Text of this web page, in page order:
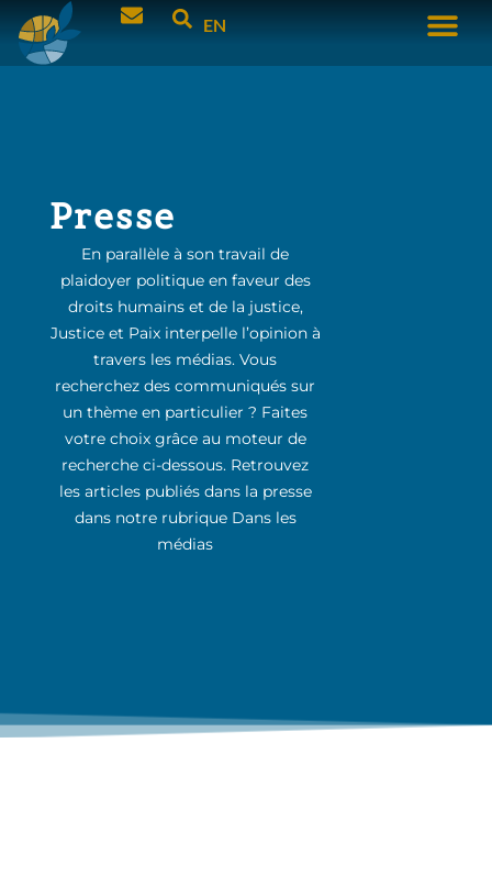
EN
Presse
En parallèle à son travail de
plaidoyer politique en faveur des
droits humains et de la justice,
Justice et Paix interpelle l’opinion à
travers les médias. Vous
recherchez des communiqués sur
un thème en particulier ? Faites
votre choix grâce au moteur de
recherche ci-dessous. Retrouvez
les articles publiés dans la presse
dans notre rubrique Dans les
médias